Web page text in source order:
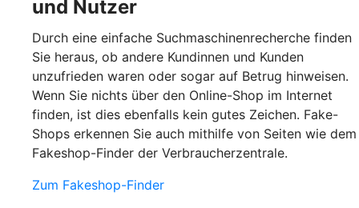
und Nutzer
Durch eine einfache Suchmaschinenrecherche finden
Sie heraus, ob andere Kundinnen und Kunden
unzufrieden waren oder sogar auf Betrug hinweisen.
Wenn Sie nichts über den Online-Shop im Internet
finden, ist dies ebenfalls kein gutes Zeichen. Fake-
Shops erkennen Sie auch mithilfe von Seiten wie dem
Fakeshop-Finder der Verbraucherzentrale.
Zum Fakeshop-Finder